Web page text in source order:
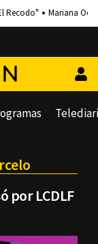
Recodo" Mariana
por LCDLF